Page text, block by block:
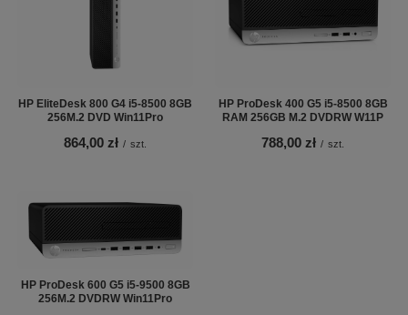
HP EliteDesk 800 G4 i5-8500 8GB
256M.2 DVD Win11Pro
864,00 zł / szt.
HP ProDesk 400 G5 i5-8500 8GB
RAM 256GB M.2 DVDRW W11P
788,00 zł / szt.
HP ProDesk 600 G5 i5-9500 8GB
256M.2 DVDRW Win11Pro